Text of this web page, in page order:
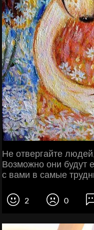
Не отвергайте
Возможно они будут
с вами в самые
2 0